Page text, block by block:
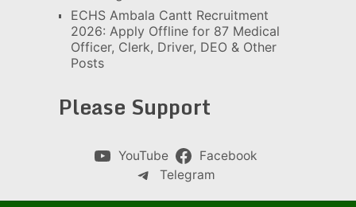
ECHS Ambala Cantt Recruitment
2026: Apply Offline for 87 Medical
Officer, Clerk, Driver, DEO & Other
Posts
Please Support
YouTube
Facebook
Telegram